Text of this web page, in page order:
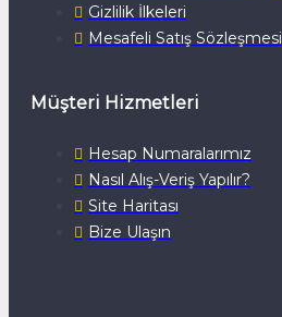
Gizlilik İlkeleri
Mesafeli Satış Sözleşmesi
Müşteri Hizmetleri
Hesap Numaralarımız
Nasıl Alış-Veriş Yapılır?
Site Haritası
Bize Ulaşın